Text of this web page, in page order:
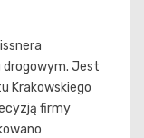
drogowym. Jest
Krakowskiego
firmy